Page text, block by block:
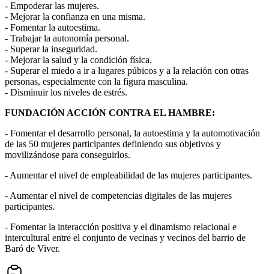
- Empoderar las mujeres.
- Mejorar la confianza en una misma.
- Fomentar la autoestima.
- Trabajar la autonomía personal.
- Superar la inseguridad.
- Mejorar la salud y la condición física.
- Superar el miedo a ir a lugares púbicos y a la relación con otras
personas, especialmente con la figura masculina.
- Disminuir los niveles de estrés.
FUNDACIÓN ACCIÓN CONTRA EL HAMBRE:
- Fomentar el desarrollo personal, la autoestima y la automotivación
de las 50 mujeres participantes definiendo sus objetivos y
movilizándose para conseguirlos.
- Aumentar el nivel de empleabilidad de las mujeres participantes.
- Aumentar el nivel de competencias digitales de las mujeres
participantes.
- Fomentar la interacción positiva y el dinamismo relacional e
intercultural entre el conjunto de vecinas y vecinos del barrio de
Baró de Viver.